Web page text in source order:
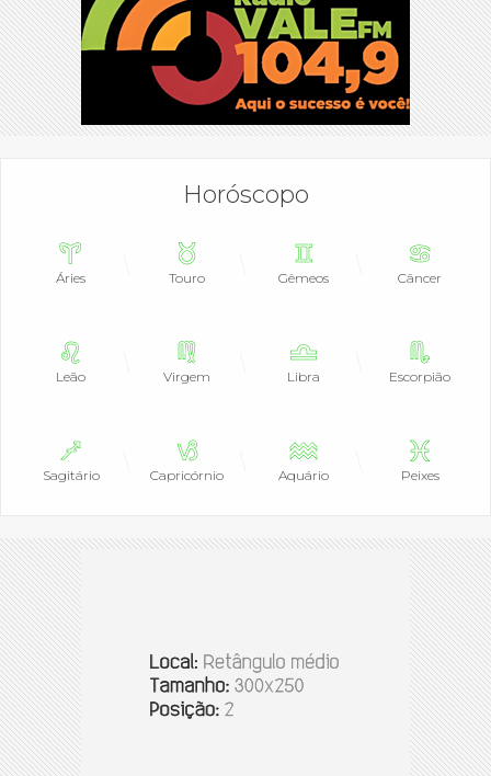
Horóscopo
Áries Touro Gêmeos Câncer
Leão Virgem Libra Escorpião
Sagitário Capricórnio Aquário Peixes